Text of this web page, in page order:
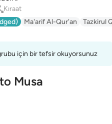
Kıraat
Ma'arif Al-Qur'an Tazkirul
için bir tefsir okuyorsunuz
Musa